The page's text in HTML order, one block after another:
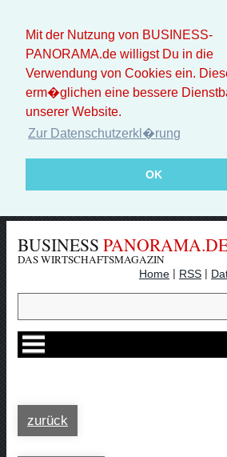
Mit der Nutzung von BUSINESS-
PANORAMA.de willigst Du in die
Verwendung von Cookies ein.
erm�glichen eine bessere
unserer Website.
Zur Datenschutzerkl�rung
OK
BUSINESS
DAS WIRTSCHAFTSMAGAZIN
Home | RSS |
zurück